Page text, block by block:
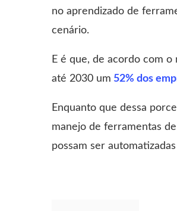
no aprendizado de
cenário.
E é que, de acordo com
até 2030 um 52% dos
Enquanto que dessa
manejo de ferramentas
possam ser